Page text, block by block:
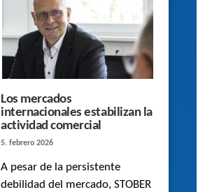
Los mercados
internacionales estabilizan la
actividad comercial
5. febrero 2026
A pesar de la persistente
debilidad del mercado, STOBER